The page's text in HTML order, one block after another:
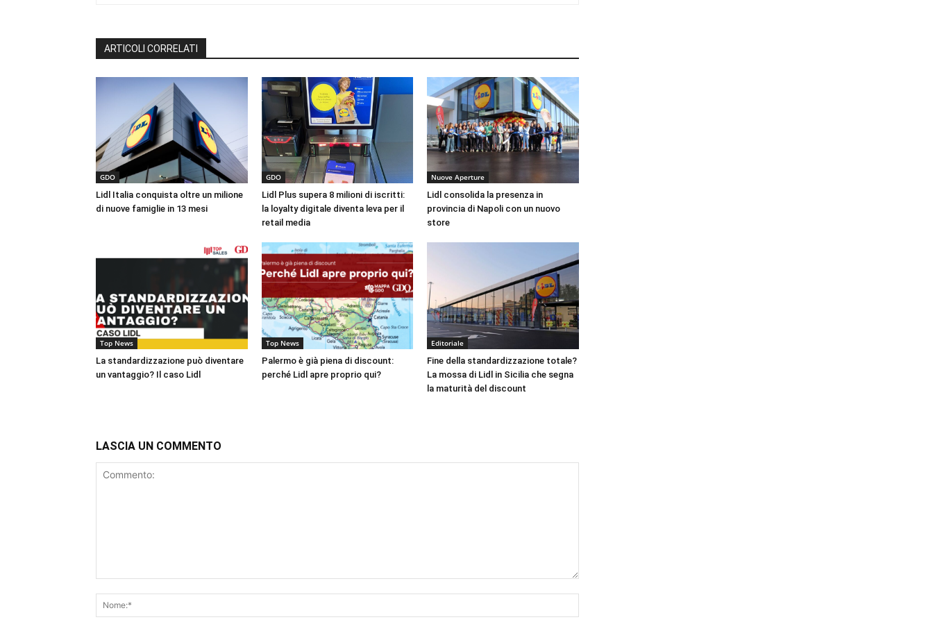
ARTICOLI CORRELATI
GDO
Lidl Italia conquista oltre un milione
di nuove famiglie in 13 mesi
GDO
Lidl Plus supera 8 milioni di iscritti:
la loyalty digitale diventa leva per il
retail media
Nuove Aperture
Lidl consolida la presenza in
provincia di Napoli con un nuovo
store
Top News
La standardizzazione può diventare
un vantaggio? Il caso Lidl
Top News
Palermo è già piena di discount:
perché Lidl apre proprio qui?
Editoriale
Fine della standardizzazione totale?
La mossa di Lidl in Sicilia che segna
la maturità del discount
LASCIA UN COMMENTO